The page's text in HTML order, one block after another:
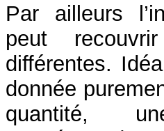
Par ailleurs
peut
différentes.
donnée
quantité,